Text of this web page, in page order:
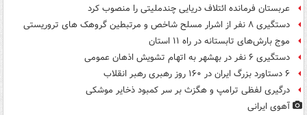
عربستان فرمانده ائتلاف دریایی چندملیتی را منصوب کرد
دستگیری ۸ نفر از اشرار مسلح شاخص و مرتبطین گروهک های تروریستی
موج بارش‌های تابستانه در راه ۱۱ استان
دستگیری ۶ نفر در بهشهر به اتهام تشویش اذهان عمومی
۶ دستاورد بزرگ ایران در ۱۶۰ روز رهبری رهبر انقلاب
درگیری لفظی ترامپ و هگزث بر سر کمبود ذخایر موشکی
آهوی ایرانی